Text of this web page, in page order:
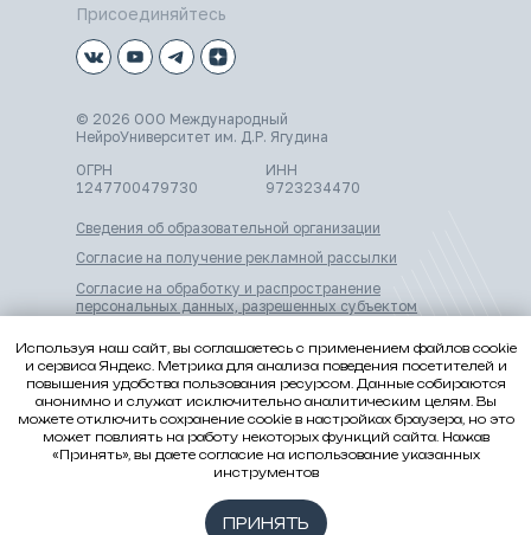
Используя наш сайт, вы соглашаетесь с применением файлов cookie
и сервиса Яндекс. Метрика для анализа поведения посетителей и
повышения удобства пользования ресурсом. Данные собираются
анонимно и служат исключительно аналитическим целям. Вы
можете отключить сохранение cookie в настройках браузера, но это
может повлиять на работу некоторых функций сайта. Нажав
«Принять», вы даете согласие на использование указанных
инструментов
ПРИНЯТЬ
Согласие на обработку персональных данных
Сведения об образовательной организации
© 2026 ООО Международный
НейроУниверситет им. Д.Р. Ягудина
ОГРН
1247700479730
ИНН
9723234470
Политика в отношении обработки персональных
данных
данных третьих лиц
Присоединяйтесь
Согласие на обработку и распространение
персональных данных, разрешенных субъектом
Согласие на получение рекламной рассылки
Согласие на передачу персональных данных
третьим лицам